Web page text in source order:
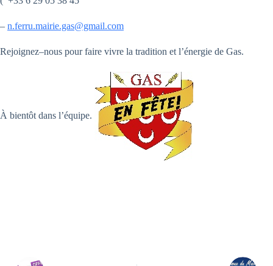
– n.ferru.mairie.gas@gmail.com
Rejoignez–nous pour faire vivre la tradition et l’énergie de Gas.
À bientôt dans l’équipe.